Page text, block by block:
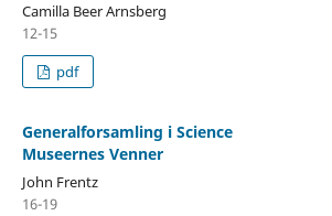
Camilla Beer Arnsberg
12-15
pdf
Generalforsamling i Science
Museernes Venner
John Frentz
16-19